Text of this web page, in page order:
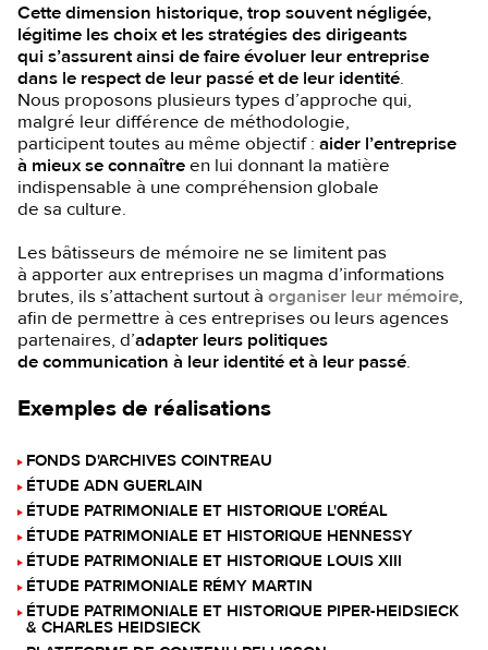
Cette dimension historique, trop souvent négligée,
légitime les choix et les stratégies des dirigeants
qui s’assurent ainsi de faire évoluer leur entreprise
dans le respect de leur passé et de leur identité.
Nous proposons plusieurs types d’approche qui,
malgré leur différence de méthodologie,
participent toutes au même objectif: aider l’entreprise
à mieux se connaîtreen lui donnant la matière
indispensable à une compréhension globale
de sa culture.
Les bâtisseurs de mémoire ne se limitent pas
à apporter aux entreprises un magma d’informations
brutes, ils s’attachent surtout à organiser leur mémoire,
afin de permettre à ces entreprises ou leurs agences
partenaires, d’adapter leurs politiques
de communication à leur identité et à leur passé.
Exemples de réalisations
FONDS D'ARCHIVES COINTREAU
ÉTUDE ADN GUERLAIN
ÉTUDE PATRIMONIALE ET HISTORIQUE L'ORÉAL
ÉTUDE PATRIMONIALE ET HISTORIQUE HENNESSY
ÉTUDE PATRIMONIALE ET HISTORIQUE LOUIS XIII
ÉTUDE PATRIMONIALE RÉMY MARTIN
ÉTUDE PATRIMONIALE ET HISTORIQUE PIPER-HEIDSIECK
& CHARLES HEIDSIECK